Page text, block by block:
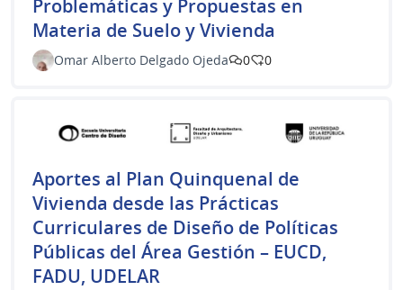
Problemáticas y Propuestas en
Materia de Suelo y Vivienda
Omar Alberto Delgado Ojeda 0 0
Aportes al Plan Quinquenal de
Vivienda desde las Prácticas
Curriculares de Diseño de Políticas
Públicas del Área Gestión – EUCD,
FADU, UDELAR